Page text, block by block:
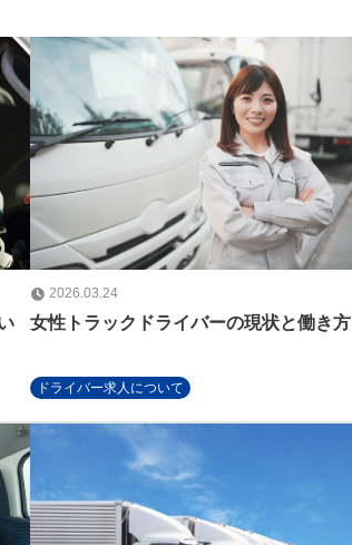
2026.03.24
女性トラックドライバーの現状と働き方
ドライバー求人について